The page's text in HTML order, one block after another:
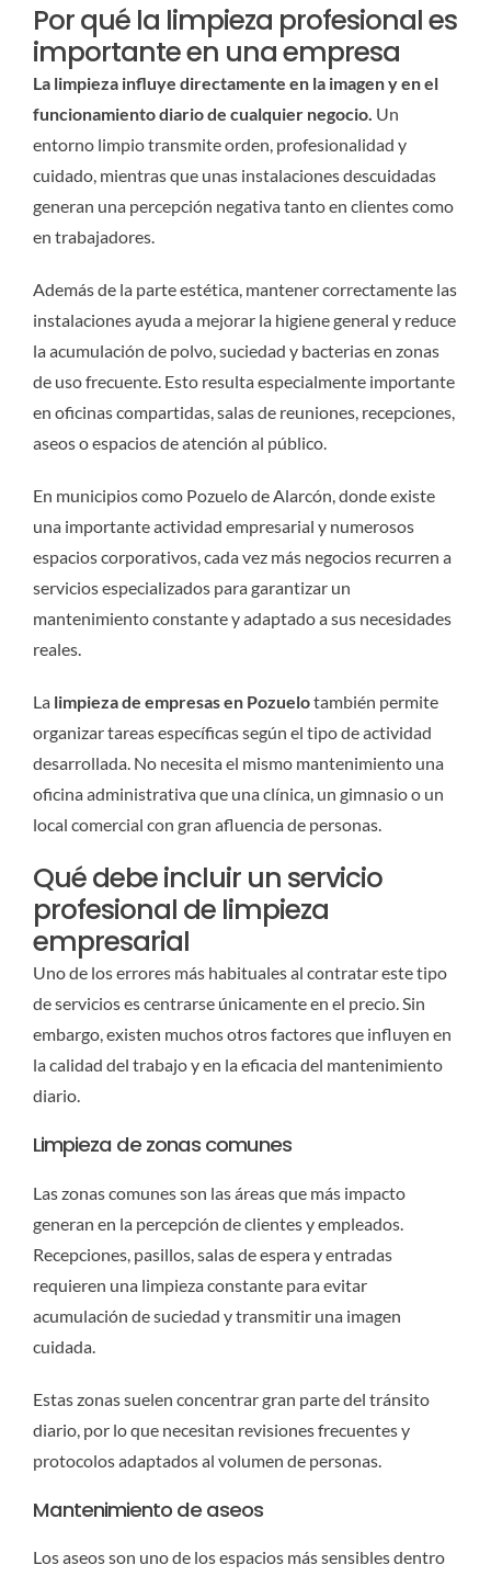
Por qué la limpieza profesional es
importante en una empresa
La limpieza influye directamente en la imagen y en el
funcionamiento diario de cualquier negocio. Un
entorno limpio transmite orden, profesionalidad y
cuidado, mientras que unas instalaciones descuidadas
generan una percepción negativa tanto en clientes como
en trabajadores.
Además de la parte estética, mantener correctamente las
instalaciones ayuda a mejorar la higiene general y reduce
la acumulación de polvo, suciedad y bacterias en zonas
de uso frecuente. Esto resulta especialmente importante
en oficinas compartidas, salas de reuniones, recepciones,
aseos o espacios de atención al público.
En municipios como Pozuelo de Alarcón, donde existe
una importante actividad empresarial y numerosos
espacios corporativos, cada vez más negocios recurren a
servicios especializados para garantizar un
mantenimiento constante y adaptado a sus necesidades
reales.
La limpieza de empresas en Pozuelotambién permite
organizar tareas específicas según el tipo de actividad
desarrollada. No necesita el mismo mantenimiento una
oficina administrativa que una clínica, un gimnasio o un
local comercial con gran afluencia de personas.
Qué debe incluir un servicio
profesional de limpieza
empresarial
Uno de los errores más habituales al contratar este tipo
de servicios es centrarse únicamente en el precio. Sin
embargo, existen muchos otros factores que influyen en
la calidad del trabajo y en la eficacia del mantenimiento
diario.
Limpieza de zonas comunes
Las zonas comunes son las áreas que más impacto
generan en la percepción de clientes y empleados.
Recepciones, pasillos, salas de espera y entradas
requieren una limpieza constante para evitar
acumulación de suciedad y transmitir una imagen
cuidada.
Estas zonas suelen concentrar gran parte del tránsito
diario, por lo que necesitan revisiones frecuentes y
protocolos adaptados al volumen de personas.
Mantenimiento de aseos
Los aseos son uno de los espacios más sensibles dentro